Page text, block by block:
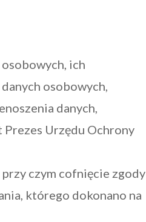
ich
osobowych,
danych,
Urzędu Ochrony
czym cofnięcie zgody
którego dokonano na